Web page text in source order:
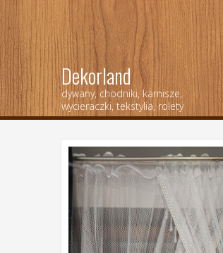
Dekorland
dywany, chodniki, karnisze,
wycieraczki, tekstylia, rolety